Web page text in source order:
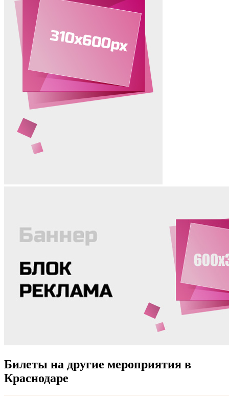
Билеты на другие мероприятия в
Краснодаре